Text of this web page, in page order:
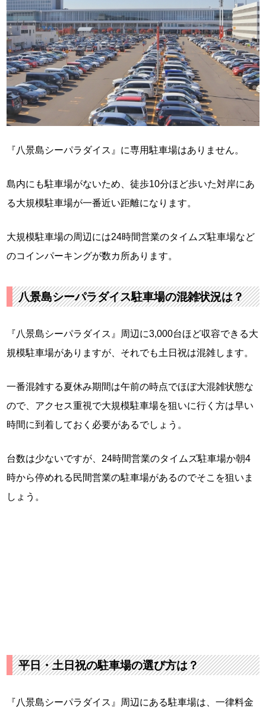
『八景島シーパラダイス』に専用駐車場はありません。
島内にも駐車場がないため、徒歩10分ほど歩いた対岸にあ
る大規模駐車場が一番近い距離になります。
大規模駐車場の周辺には24時間営業のタイムズ駐車場など
のコインパーキングが数カ所あります。
八景島シーパラダイス駐車場の混雑状況は？
『八景島シーパラダイス』周辺に3,000台ほど収容できる大
規模駐車場がありますが、それでも土日祝は混雑します。
一番混雑する夏休み期間は午前の時点でほぼ大混雑状態な
ので、アクセス重視で大規模駐車場を狙いに行く方は早い
時間に到着しておく必要があるでしょう。
台数は少ないですが、24時間営業のタイムズ駐車場か朝4
時から停めれる民間営業の駐車場があるのでそこを狙いま
しょう。
平日・土日祝の駐車場の選び方は？
『八景島シーパラダイス』周辺にある駐車場は、一律料金